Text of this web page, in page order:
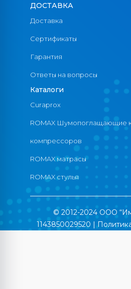
ДОСТАВКА
Доставка
Сертификаты
Гарантия
Ответы на вопросы
Каталоги
Curaprox
ROMAX Шумопоглащающие
компрессоров
ROMAX матрасы
ROMAX стулья
© 2012-2024 ООО
1143850029520 |